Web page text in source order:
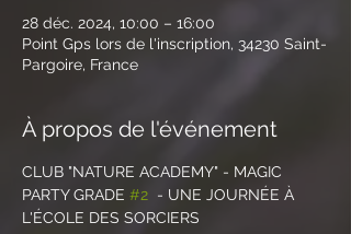
28 déc. 2024, 10:00 – 16:00
Point Gps lors de l'inscription, 34230 Saint-
Pargoire, France
À propos de l'événement
CLUB "NATURE ACADEMY" - MAGIC
PARTY GRADE #2
  - UNE JOURNÉE À
L'ÉCOLE DES SORCIERS